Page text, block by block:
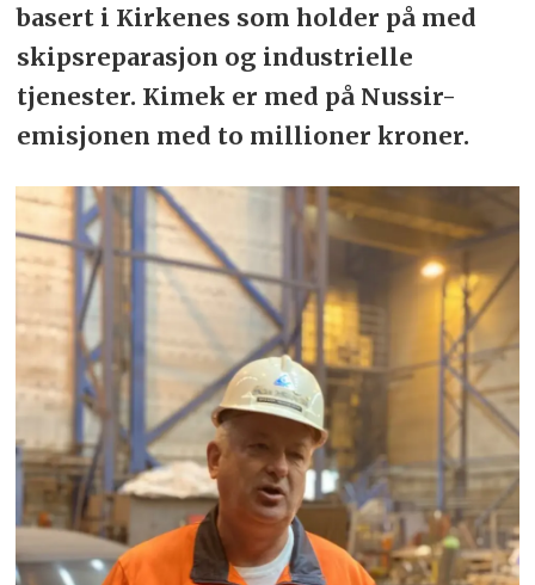
basert i Kirkenes som holder på med
skipsreparasjon og industrielle
tjenester. Kimek er med på Nussir-
emisjonen med to millioner kroner.